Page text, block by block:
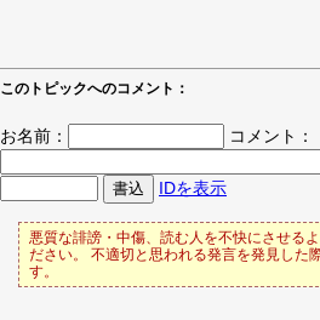
このトピックへのコメント：
お名前：
コメント：
IDを表示
悪質な誹謗・中傷、読む人を不快にさせる
ださい。 不適切と思われる発言を発見した
す。